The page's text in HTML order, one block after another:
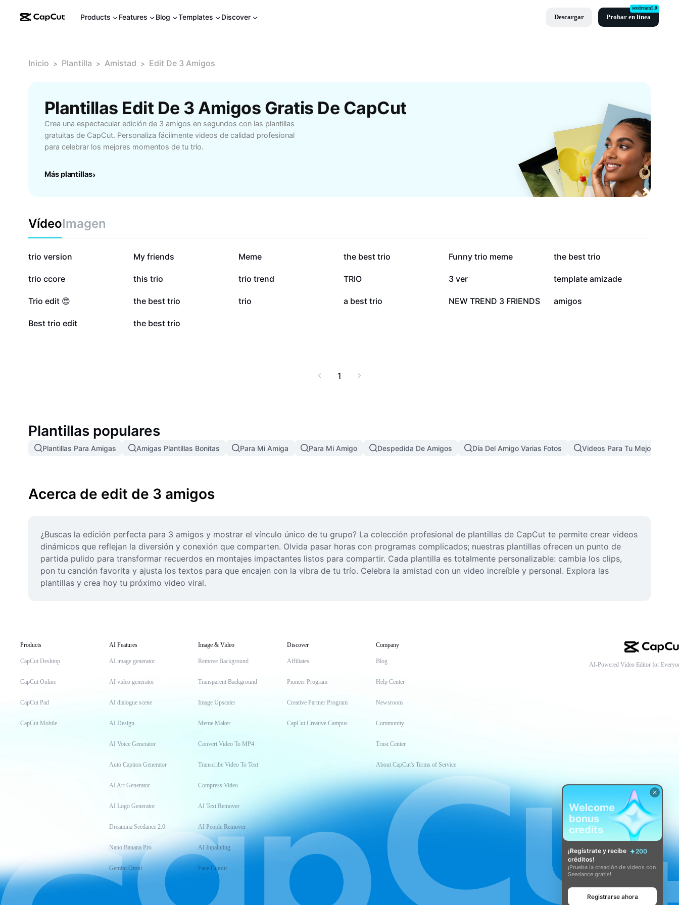
Products Features Blog Templates Discover Descargar Probar en línea
seedream5.0
Inicio > Plantilla > Amistad > Edit De 3 Amigos
Plantillas Edit De 3 Amigos Gratis De CapCut
Crea una espectacular edición de 3 amigos en segundos con las plantillas
gratuitas de CapCut. Personaliza fácilmente videos de calidad profesional
para celebrar los mejores momentos de tu trío.
Más plantillas›
VídeoImagen
310,7 mil
trio version 277,6 mil
My friends 227,7 mil
Meme 134,5 mil
the best trio 95,3 mil
Funny trio meme 94,9 mil
the best trio
64,8 mil
trio ccore 54,3 mil
this trio 47,9 mil
trio trend 37 mil
TRIO 29,7 mil
3 ver 23,7 mil
template amizade
23,1 mil
Trio edit 😍 5 mil
the best trio 4,7 mil
trio 3,2 mil
a best trio 1,6 mil
NEW TREND 3 FRIENDS 1,4 mil
amigos
1,1 mil
Best trio edit 482
the best trio
1
Plantillas populares
Plantillas Para Amigas Amigas Plantillas Bonitas Para Mi Amiga Para Mi Amigo Despedida De Amigos Día Del Amigo Varias Fotos Videos Para Tu Mejor Amiga
Acerca de edit de 3 amigos
¿Buscas la edición perfecta para 3 amigos y mostrar el vínculo único de tu grupo? La colección profesional de plantillas de CapCut te permite crear videos
dinámicos que reflejan la diversión y conexión que comparten. Olvida pasar horas con programas complicados; nuestras plantillas ofrecen un punto de
partida pulido para transformar recuerdos en montajes impactantes listos para compartir. Cada plantilla es totalmente personalizable: cambia los clips,
pon tu canción favorita y ajusta los textos para que encajen con la vibra de tu trío. Celebra la amistad con un video increíble y personal. Explora las
plantillas y crea hoy tu próximo video viral.
Products
CapCut Desktop
CapCut Online
CapCut Pad
CapCut Mobile
AI Features
AI image generator
AI video generator
AI dialogue scene
AI Design
AI Voice Generator
Auto Caption Generator
AI Art Generator
AI Logo Generator
Dreamina Seedance 2.0
Nano Banana Pro
Gemini Omni
Image & Video
Remove Background
Transparent Background
Image Upscaler
Meme Maker
Convert Video To MP4
Transcribe Video To Text
Compress Video
AI Text Remover
AI People Remover
AI Inpainting
Face Cutout
Discover
Affiliates
Pioneer Program
Creative Partner Program
CapCut Creative Campus
Company
Blog
Help Center
Newsroom
Community
Trust Center
About CapCut's Terms of Service
AI-Powered Video Editor for
Welcome
bonus
credits
¡Regístrate y recibe
200
créditos!
¡Prueba la creación de videos con
Seedance gratis!
Registrarse ahora